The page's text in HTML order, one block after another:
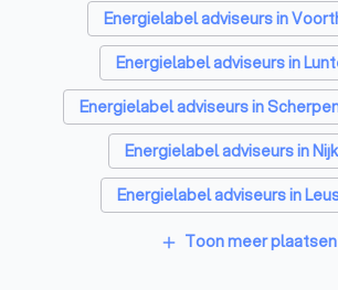
Energielabel adviseurs in
Energielabel adviseurs in
Energielabel adviseurs in
Energielabel adviseurs in
Energielabel adviseurs in
Energielabel adviseurs in De
add Toon meer plaatsen